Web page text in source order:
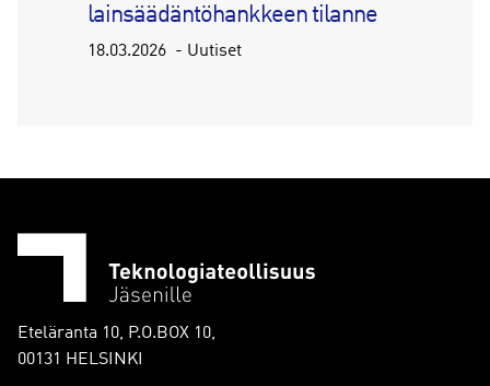
lainsäädäntöhankkeen tilanne
18.03.2026 Uutiset
Eteläranta 10, P.O.BOX 10,
00131 HELSINKI